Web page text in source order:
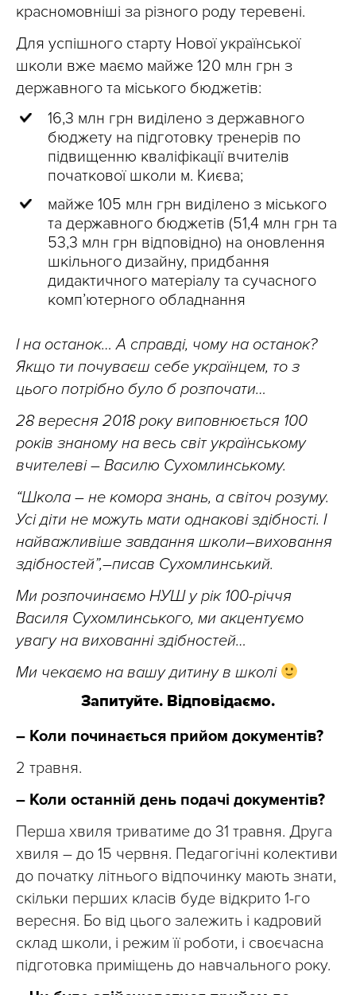
красномовніші за різного роду теревені.
Для успішного старту Нової української
школи вже маємо майже 120 млн грн з
державного та міського бюджетів:
16,3 млн грн виділено з державного
бюджету на підготовку тренерів по
підвищенню кваліфікації вчителів
початкової школи м. Києва;
майже 105 млн грн виділено з міського
та державного бюджетів (51,4 млн грн та
53,3 млн грн відповідно) на оновлення
шкільного дизайну, придбання
дидактичного матеріалу та сучасного
комп’ютерного обладнання
І на останок… А справді, чому на останок?
Якщо ти почуваєш себе українцем, то з
цього потрібно було б розпочати…
28 вересня 2018 року виповнюється 100
років знаному на весь світ українському
вчителеві – Василю Сухомлинському.
“Школа – не комора знань, а світоч розуму.
Усі діти не можуть мати однакові здібності. І
найважливіше завдання школи–виховання
здібностей”,–писав Сухомлинський.
Ми розпочинаємо НУШ у рік 100-річчя
Василя Сухомлинського, ми акцентуємо
увагу на вихованні здібностей…
Ми чекаємо на вашу дитину в школі
Запитуйте. Відповідаємо.
– Коли починається прийом документів?
2 травня.
– Коли останній день подачі документів?
Перша хвиля триватиме до 31 травня. Друга
хвиля – до 15 червня. Педагогічні колективи
до початку літнього відпочинку мають знати,
скільки перших класів буде відкрито 1-го
вересня. Бо від цього залежить і кадровий
склад школи, і режим її роботи, і своєчасна
підготовка приміщень до навчального року.